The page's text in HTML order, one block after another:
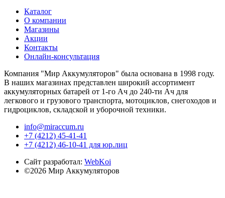
Каталог
О компании
Магазины
Акции
Контакты
Онлайн-консультация
Компания "Мир Аккумуляторов" была основана в 1998 году.
В наших магазинах представлен широкий ассортимент
аккумуляторных батарей от 1-го Ач до 240-ти Ач для
легкового и грузового транспорта, мотоциклов, снегоходов и
гидроциклов, складской и уборочной техники.
info@miraccum.ru
+7 (4212) 45-41-41
+7 (4212) 46-10-41 для юр.лиц
Сайт разработал: WebKoi
©2026 Мир Аккумуляторов